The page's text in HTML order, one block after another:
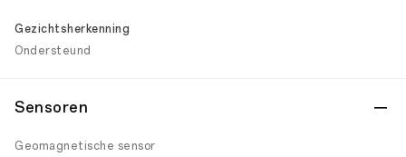
Gezichtsherkenning
Ondersteund
Sensoren
Geomagnetische sensor